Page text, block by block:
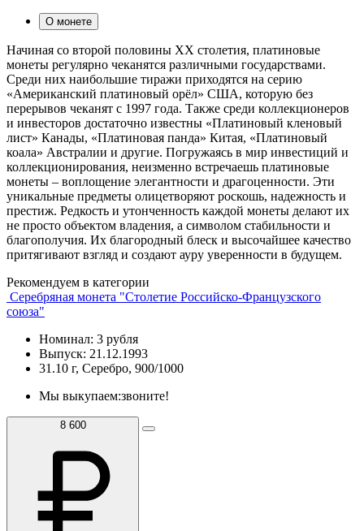
О монете
Начиная со второй половины XX столетия, платиновые
монеты регулярно чеканятся различными государствами.
Среди них наибольшие тиражи приходятся на серию
«Американский платиновый орёл» США, которую без
перерывов чеканят с 1997 года. Также среди коллекционеров
и инвесторов достаточно известны «Платиновый кленовый
лист» Канады, «Платиновая панда» Китая, «Платиновый
коала» Австралии и другие. Погружаясь в мир инвестиций и
коллекционирования, неизменно встречаешь платиновые
монеты – воплощение элегантности и драгоценности. Эти
уникальные предметы олицетворяют роскошь, надежность и
престиж. Редкость и утонченность каждой монеты делают их
не просто объектом владения, а символом стабильности и
благополучия. Их благородный блеск и высочайшее качество
притягивают взгляд и создают ауру уверенности в будущем.
Рекомендуем в категории
Серебряная монета "Столетие Российско-Французского
союза"
Номинал: 3 рубля
Выпуск: 21.12.1993
31.10 г, Серебро, 900/1000
Мы выкупаем:звоните!
8 600